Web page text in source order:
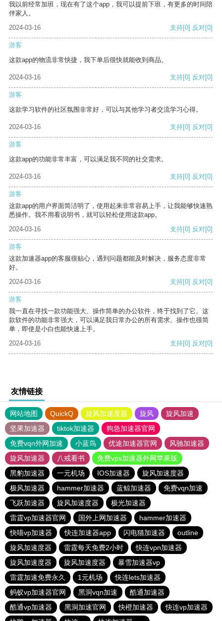
我以前经常加班，现在有了这个app，我可以提前下班，有更多的时间陪
伴家人。
2024-03-16
支持[0] 反对[0]
游客
这款app的物流非常快捷，我下单后很快就能收到商品。
2024-03-16 支持[0] 反对[0]
游客
这款学习软件的社区氛围非常好，可以与其他学习者交流学习心得。
2024-03-16 支持[0] 反对[0]
游客
这款app的功能非常丰富，可以满足我不同的社交需求。
2024-03-16 支持[0] 反对[0]
游客
这款app的用户界面简洁明了，使用起来非常容易上手，让我能够快速熟
悉操作。我不用看说明书，就可以轻松使用这款app。
2024-03-16
支持[0] 反对[0]
游客
这款加速器app的客服很贴心，遇到问题都能及时解决，服务态度非常
好。
2024-03-16
支持[0] 反对[0]
游客
我一直在寻找一款功能强大、操作简单的办公软件，终于找到了它。这
款软件的功能非常强大，可以满足我日常办公的所有需求。操作也很简
单，即使是小白也能快速上手。
2024-03-16
支持[0] 反对[0]
友情链接
网站地图 QuickQ 旋风加速度器 旋风
旋风加速
坚果加速器
tiktok加速器
狗急加速器官网
免费vqn外网加速
小蓝鸟 优途加速器官网
风驰加速器
旋风加速器
八戒看书
免费vps加速器外网苹果版
黑豹加速器
一元机场 IOS加速器
旋风加速度器
极风加速器
hammer加速器 蓝鲸加速器
免费vqn加速
飞跃加速器
旋风加速度器
极光加速器
雷霆vp加速器官网
国外上网加速器
hammer加速器
快喵vp加速器
快连加速器app 闪电猫加速器
outline
旋风加速度器
雷霆每天免费2小时
快连vρn加速器
旋风加速度器
旋风加速度器
暴雪加速器vp
雷霆加速免费永久
1元机场
快连lets加速器
蚂蚁vp加速器官网
黑洞vqn加速
酷通加速器
酷通vp加速器
黑洞加速官网 快橙加速器
快连vp加速器